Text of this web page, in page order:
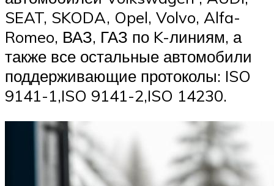
SEAT, SKODA, Opel, Volvo, Alfa-
Romeo, ВАЗ, ГАЗ по K-линиям, а
также все остальные автомобили
поддерживающие протоколы: ISO
9141-1,ISO 9141-2,ISO 14230.